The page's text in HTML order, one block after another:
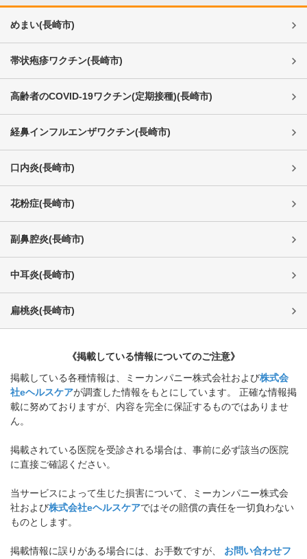
めまい(長崎市)
帯状疱疹ワクチン(長崎市)
高齢者のCOVID-19ワクチン(定期接種)(長崎市)
経鼻インフルエンザワクチン(長崎市)
口内炎(長崎市)
花粉症(長崎市)
副鼻腔炎(長崎市)
中耳炎(長崎市)
扁桃炎(長崎市)
《掲載している情報についてのご注意》
掲載している各種情報は、ミーカンパニー株式会社および株式会
社eヘルスケアが調査した情報をもとにしています。 正確な情報掲
載に努めておりますが、内容を完全に保証するものではありませ
ん。
掲載されている医院を受診される場合は、事前に必ず該当の医院
に直接ご確認ください。
当サービスによって生じた損害について、ミーカンパニー株式会
社および株式会社eヘルスケアではその賠償の責任を一切負わない
ものとします。
掲載情報に誤りがある場合には、お手数ですが、
お問い合わせフ